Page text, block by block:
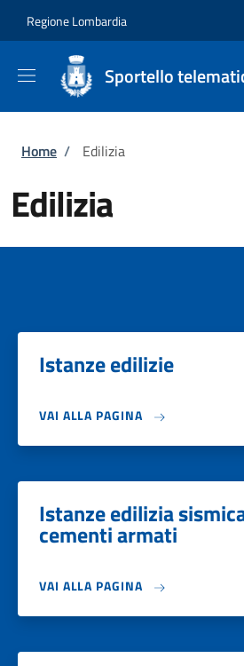
Regione Lombardia
Sportello
Briciole di pane
Home / Edilizia
Edilizia
Istanze edilizie
VAI ALLA PAGINA
Istanze edilizia
cementi armati
VAI ALLA PAGINA